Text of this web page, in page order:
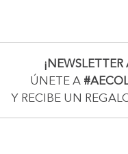
¡NEWSLETTER
ÚNETE A
Y RECIBE UN